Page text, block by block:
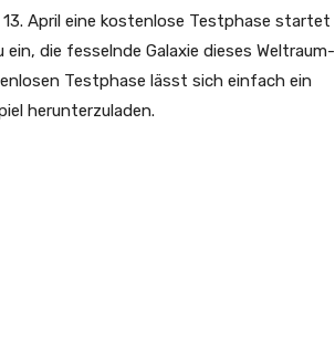
April eine kostenlose Testphase startet
die fesselnde Galaxie dieses Weltraum-
Testphase lässt sich einfach ein
herunterzuladen.